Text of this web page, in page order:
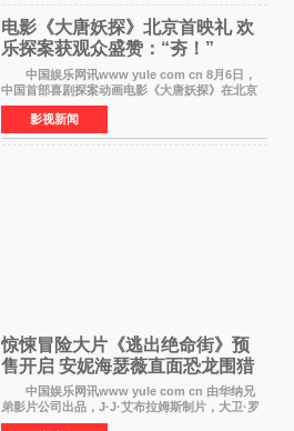
电影《大唐妖探》北京首映礼 欢
乐探案获观众盛赞：“夯！”
中国娱乐网讯www yule com cn 8月6日，
中国首部喜剧探案动画电影《大唐妖探》在北京
举办电影首映礼。导演程腾、联合导演黄珉、总
制片人曹紫建、制片人李莹莹，配音导演张喆，
对白指导程寅，领
影视新闻
惊悚冒险大片《逃出绝命街》预
售开启 安妮海瑟薇直面恐龙围猎
中国娱乐网讯www yule com cn 由华纳兄
弟影片公司出品，J·J·艾布拉姆斯制片，大卫·罗
伯特·米切尔执导，好莱坞巨星安妮·海瑟薇和伊万